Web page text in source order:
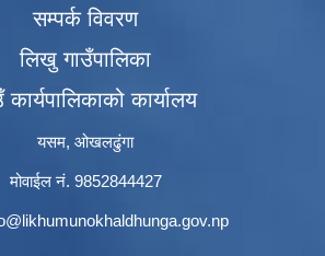
सम्पर्क विवरण
लिखु गाउँपालिका
कार्यपालिकाको कार्यालय
यसम, ओखलढुंगा
मोवाईल नं. 9852844427